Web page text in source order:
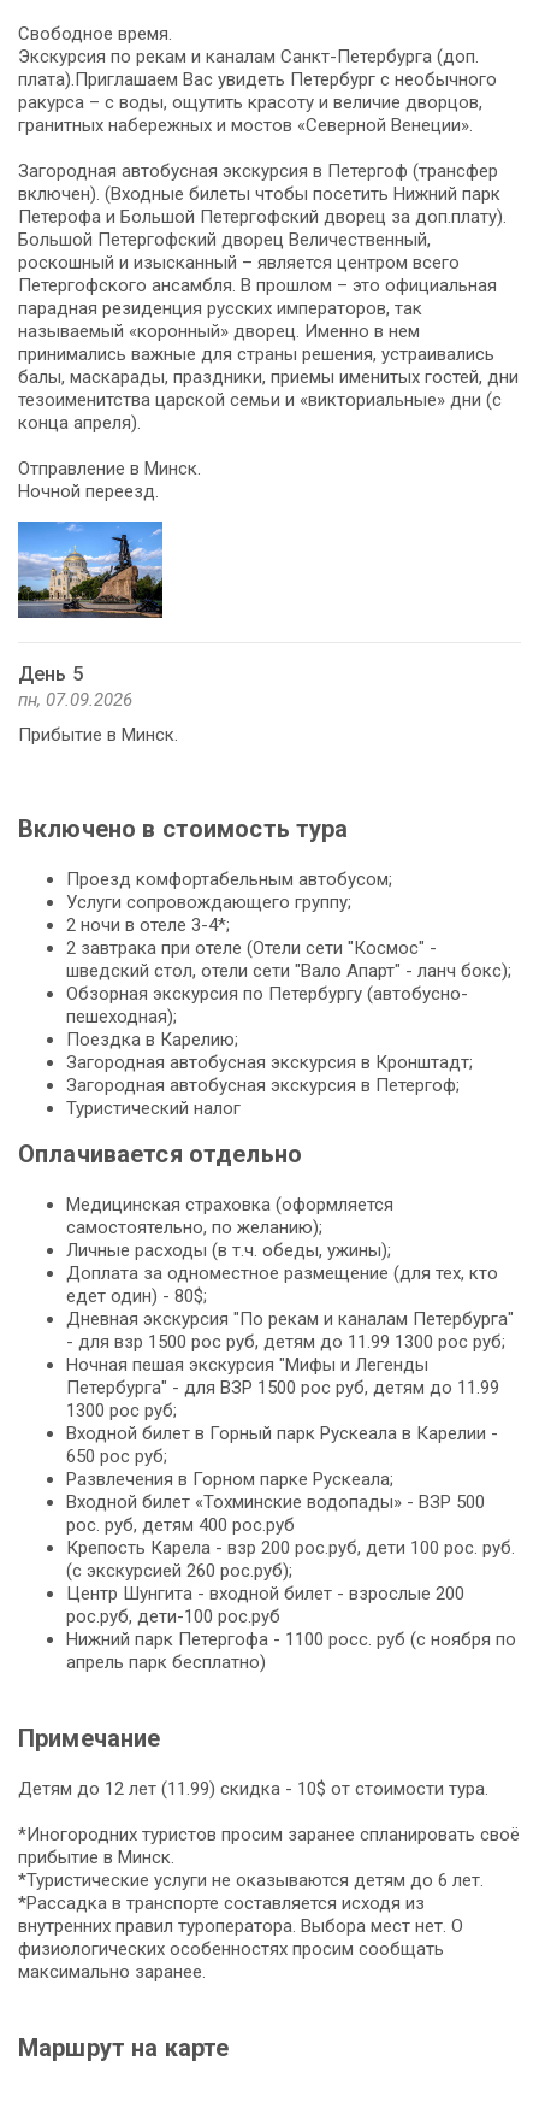
Свободное время.
Экскурсия по рекам и каналам Санкт-Петербурга (доп.
плата).Приглашаем Вас увидеть Петербург с необычного
ракурса – с воды, ощутить красоту и величие дворцов,
гранитных набережных и мостов «Северной Венеции».
Загородная автобусная экскурсия в Петергоф (трансфер
включен). (Входные билеты чтобы посетить Нижний парк
Петерофа и Большой Петергофский дворец за доп.плату).
Большой Петергофский дворец Величественный,
роскошный и изысканный – является центром всего
Петергофского ансамбля. В прошлом – это официальная
парадная резиденция русских императоров, так
называемый «коронный» дворец. Именно в нем
принимались важные для страны решения, устраивались
балы, маскарады, праздники, приемы именитых гостей, дни
тезоименитства царской семьи и «викториальные» дни (с
конца апреля).
Отправление в Минск.
Ночной переезд.
День 5
пн, 07.09.2026
Прибытие в Минск.
Включено в стоимость тура
Проезд комфортабельным автобусом;
Услуги сопровождающего группу;
2 ночи в отеле 3-4*;
2 завтрака при отеле (Отели сети "Космос" -
шведский стол, отели сети "Вало Апарт" - ланч бокс);
Обзорная экскурсия по Петербургу (автобусно-
пешеходная);
Поездка в Карелию;
Загородная автобусная экскурсия в Кронштадт;
Загородная автобусная экскурсия в Петергоф;
Туристический налог
Оплачивается отдельно
Медицинская страховка (оформляется
самостоятельно, по желанию);
Личные расходы (в т.ч. обеды, ужины);
Доплата за одноместное размещение (для тех, кто
едет один) - 80$;
Дневная экскурсия "По рекам и каналам Петербурга"
- для взр 1500 рос руб, детям до 11.99 1300 рос руб;
Ночная пешая экскурсия "Мифы и Легенды
Петербурга" - для ВЗР 1500 рос руб, детям до 11.99
1300 рос руб;
Входной билет в Горный парк Рускеала в Карелии -
650 рос руб;
Развлечения в Горном парке Рускеала;
Входной билет «Тохминские водопады» - ВЗР 500
рос. руб, детям 400 рос.руб
Крепость Карела - взр 200 рос.руб, дети 100 рос. руб.
(с экскурсией 260 рос.руб);
Центр Шунгита - входной билет - взрослые 200
рос.руб, дети-100 рос.руб
Нижний парк Петергофа - 1100 росс. руб (с ноября по
апрель парк бесплатно)
Примечание
Детям до 12 лет (11.99) скидка - 10$ от стоимости тура.
*Иногородних туристов просим заранее спланировать своё
прибытие в Минск.
*Туристические услуги не оказываются детям до 6 лет.
*Рассадка в транспорте составляется исходя из
внутренних правил туроператора. Выбора мест нет. О
физиологических особенностях просим сообщать
максимально заранее.
Маршрут на карте